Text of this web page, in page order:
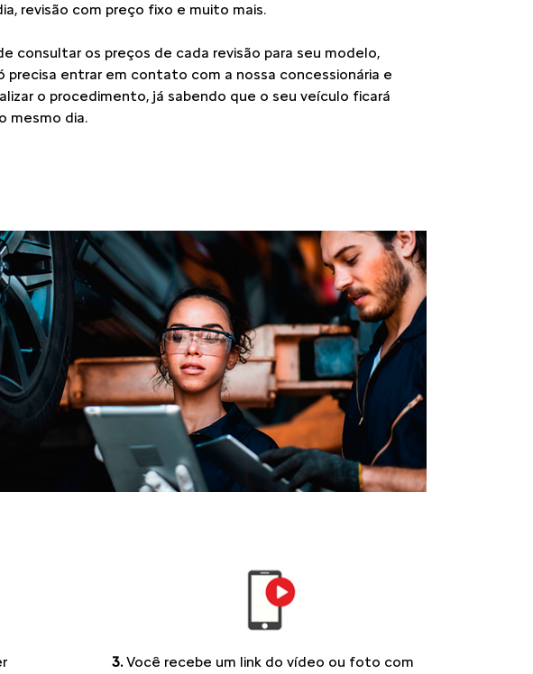
revisão com preço fixo e muito mais.
consultar os preços de cada revisão para seu modelo,
precisa entrar em contato com a nossa concessionária e
o procedimento, já sabendo que o seu veículo ficará
mesmo dia.
3.Você recebe um link do vídeo ou foto com